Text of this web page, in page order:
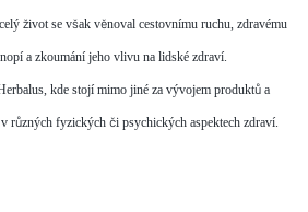
život se však věnoval cestovnímu ruchu, zdravému
a zkoumání jeho vlivu na lidské zdraví.
kde stojí mimo jiné za vývojem produktů a
různých fyzických či psychických aspektech zdraví.